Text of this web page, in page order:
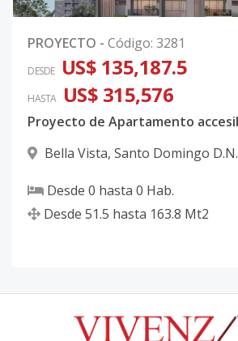
PROYECTO - Código: 3281
DESDE US$ 135,187.5
HASTA US$ 315,576
Bella Vista, Santo Domingo D.N.
Desde 0 hasta 0 Hab.
Desde 51.5 hasta 163.8 Mt2